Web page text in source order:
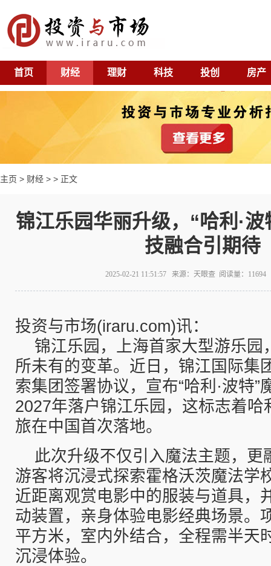
首页 财经 理财 科技 投创 房产
主页 > 财经 > > 正文
锦江乐园华丽升级，“哈利·
技融合引期待
2025-02-21 11:51:57 来源：天眼查 阅读量：
投资与市场(iraru.com)讯：
锦江乐园，上海首家大型游乐园
所未有的变革。近日，锦江国际集
索集团签署协议，宣布“哈利·波特”
2027年落户锦江乐园，这标志着哈
旅在中国首次落地。
此次升级不仅引入魔法主题，更
游客将沉浸式探索霍格沃茨魔法学
近距离观赏电影中的服装与道具，
动装置，亲身体验电影经典场景。
平方米，室内外结合，全程需半天
沉浸体验。